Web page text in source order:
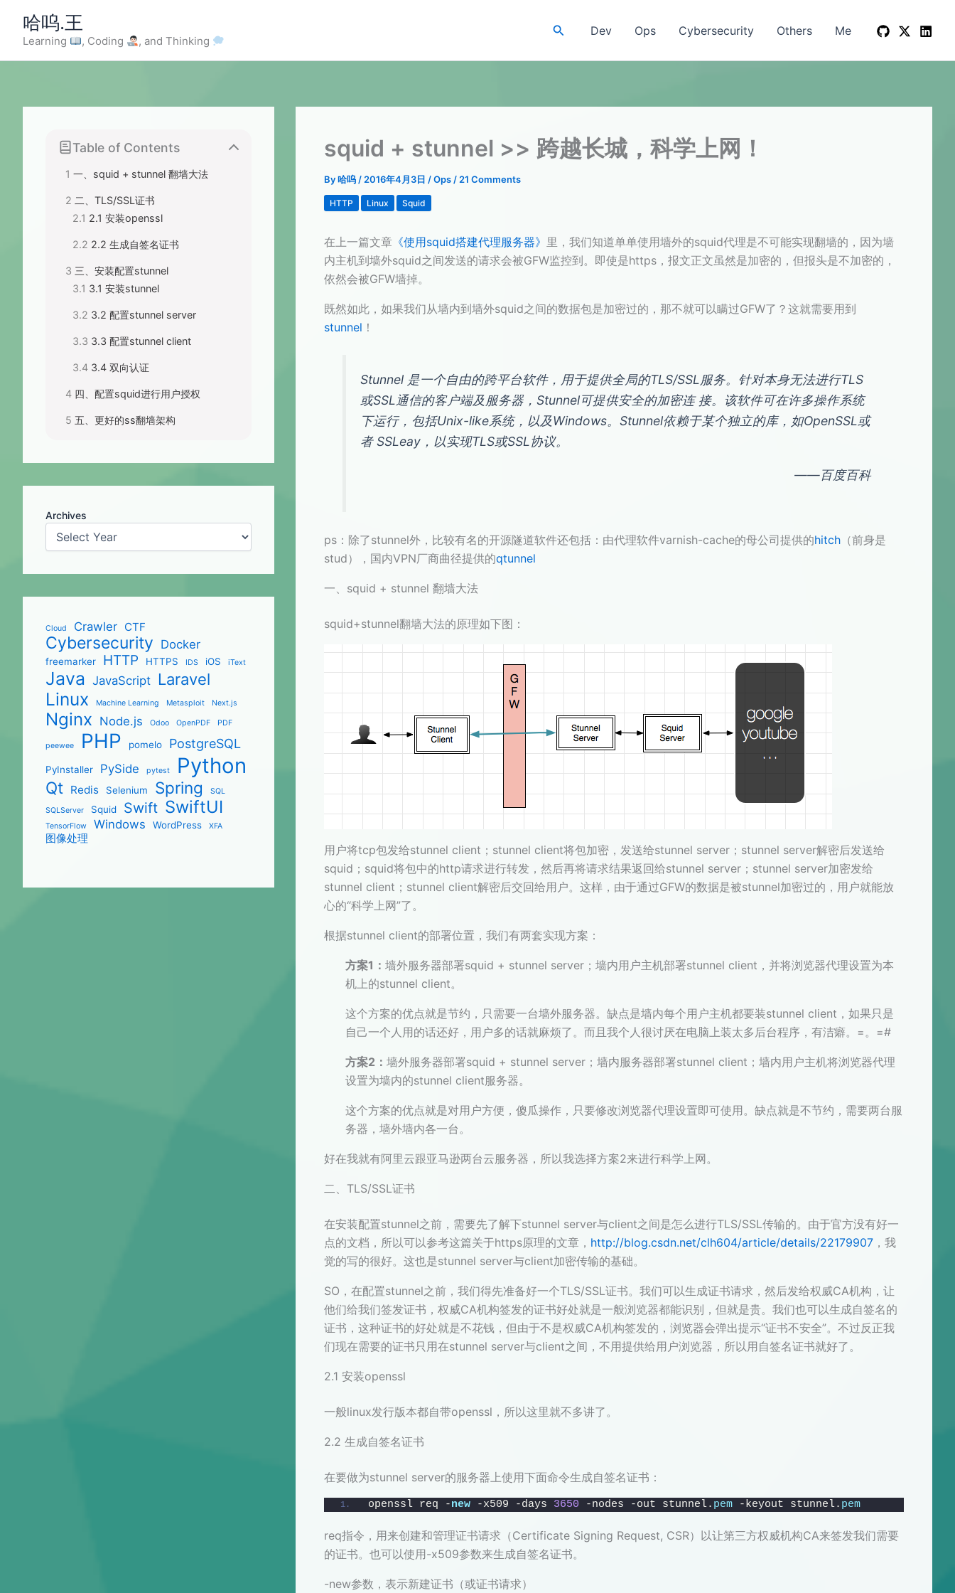
content
哈呜.王
Learning , Coding , and Thinking
SearchDev Ops Cybersecurity Others Me
Table of Contents
一、squid + stunnel 翻墙大法
二、TLS/SSL证书
2.1 安装openssl
2.2 生成自签名证书
三、安装配置stunnel
3.1 安装stunnel
3.2 配置stunnel server
3.3 配置stunnel client
3.4 双向认证
四、配置squid进行用户授权
五、更好的ss翻墙架构
Archives
Cloud Crawler CTF
Cybersecurity Docker
freemarker HTTP HTTPS IDS iOS iText
Java JavaScript Laravel
Linux Machine Learning Metasploit Next.js
Nginx Node.js Odoo OpenPDF PDF
peewee PHP pomelo PostgreSQL
PyInstaller PySide pytest Python
Qt Redis Selenium Spring SQL
SQLServer Squid Swift SwiftUI
TensorFlow Windows WordPress XFA
图像处理
squid + stunnel >> 跨越长城，科学上网！
By哈呜 / 2016年4月3日 /Ops / 21 Comments
HTTP Linux Squid
在上一篇文章 《使用squid搭建代理服务器》 里，我们知道单单使用墙外的squid代理是不可能实现翻墙的，因为墙
内主机到墙外squid之间发送的请求会被GFW监控到。即使是https，报文正文虽然是加密的，但报头是不加密的，
依然会被GFW墙掉。
既然如此，如果我们从墙内到墙外squid之间的数据包是加密过的，那不就可以瞒过GFW了？这就需要用到
stunnel ！
Stunnel 是一个自由的跨平台软件，用于提供全局的TLS/SSL服务。针对本身无法进行TLS
或SSL通信的客户端及服务器，Stunnel可提供安全的加密连 接。该软件可在许多操作系统
下运行，包括Unix-like系统，以及Windows。Stunnel依赖于某个独立的库，如OpenSSL或
者 SSLeay，以实现TLS或SSL协议。
——百度百科
ps：除了stunnel外，比较有名的开源隧道软件还包括：由代理软件varnish-cache的母公司提供的hitch （前身是
stud），国内VPN厂商曲径提供的qtunnel
一、squid + stunnel 翻墙大法
squid+stunnel翻墙大法的原理如下图：
用户将tcp包发给stunnel client；stunnel client将包加密，发送给stunnel server；stunnel server解密后发送给
squid；squid将包中的http请求进行转发，然后再将请求结果返回给stunnel server；stunnel server加密发给
stunnel client；stunnel client解密后交回给用户。这样，由于通过GFW的数据是被stunnel加密过的，用户就能放
心的“科学上网”了。
根据stunnel client的部署位置，我们有两套实现方案：
方案1： 墙外服务器部署squid + stunnel server；墙内用户主机部署stunnel client，并将浏览器代理设置为本
机上的stunnel client。
这个方案的优点就是节约，只需要一台墙外服务器。缺点是墙内每个用户主机都要装stunnel client，如果只是
自己一个人用的话还好，用户多的话就麻烦了。而且我个人很讨厌在电脑上装太多后台程序，有洁癖。=。=#
方案2： 墙外服务器部署squid + stunnel server；墙内服务器部署stunnel client；墙内用户主机将浏览器代理
设置为墙内的stunnel client服务器。
这个方案的优点就是对用户方便，傻瓜操作，只要修改浏览器代理设置即可使用。缺点就是不节约，需要两台服
务器，墙外墙内各一台。
好在我就有阿里云跟亚马逊两台云服务器，所以我选择方案2来进行科学上网。
二、TLS/SSL证书
在安装配置stunnel之前，需要先了解下stunnel server与client之间是怎么进行TLS/SSL传输的。由于官方没有好一
点的文档，所以可以参考这篇关于https原理的文章， http://blog.csdn.net/clh604/article/details/22179907 ，我
觉的写的很好。这也是stunnel server与client加密传输的基础。
SO，在配置stunnel之前，我们得先准备好一个TLS/SSL证书。我们可以生成证书请求，然后发给权威CA机构，让
他们给我们签发证书，权威CA机构签发的证书好处就是一般浏览器都能识别，但就是贵。我们也可以生成自签名的
证书，这种证书的好处就是不花钱，但由于不是权威CA机构签发的，浏览器会弹出提示“证书不安全”。不过反正我
们现在需要的证书只用在stunnel server与client之间，不用提供给用户浏览器，所以用自签名证书就好了。
2.1 安装openssl
一般linux发行版本都自带openssl，所以这里就不多讲了。
2.2 生成自签名证书
在要做为stunnel server的服务器上使用下面命令生成自签名证书：
openssl req -new -x509 -days 3650 -nodes -out stunnel. pem -keyout stunnel. pem
req指令，用来创建和管理证书请求（Certificate Signing Request, CSR）以让第三方权威机构CA来签发我们需要
的证书。也可以使用-x509参数来生成自签名证书。
-new参数，表示新建证书（或证书请求）